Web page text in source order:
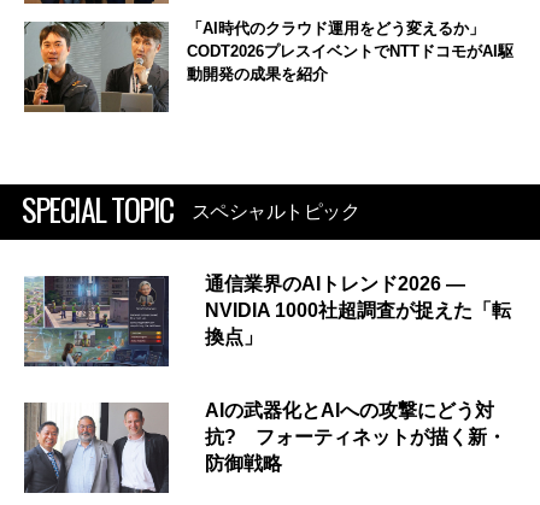
「AI時代のクラウド運用をどう変えるか」
CODT2026プレスイベントでNTTドコモがAI駆
動開発の成果を紹介
SPECIAL TOPIC スペシャルトピック
通信業界のAIトレンド2026 ―
NVIDIA 1000社超調査が捉えた「転
換点」
AIの武器化とAIへの攻撃にどう対
抗? フォーティネットが描く新・
防御戦略